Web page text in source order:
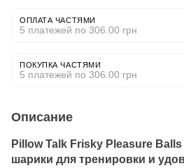
ОПЛАТА ЧАСТЯМИ
5 платежей по 306.00 грн
ПОКУПКА ЧАСТЯМИ
5 платежей по 306.00 грн
Описание
Pillow Talk Frisky Pleasure
шарики для тренировки и